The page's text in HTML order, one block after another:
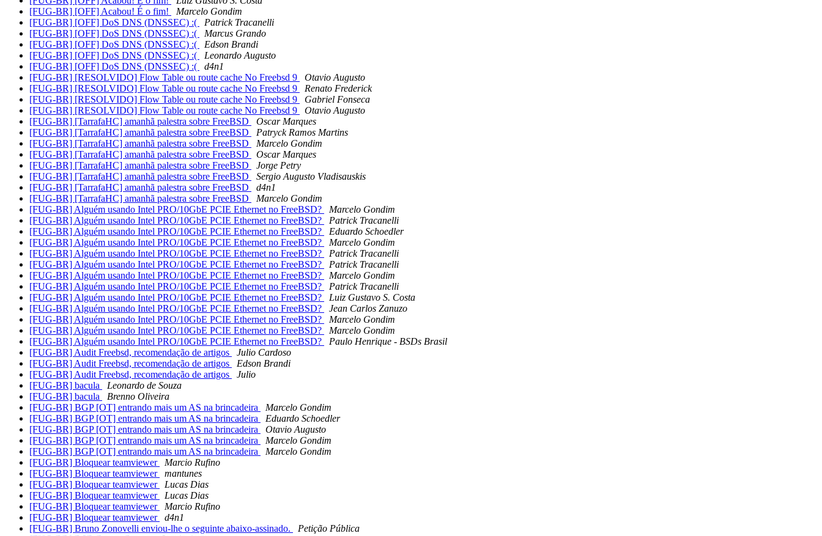
[FUG-BR] [OFF] Acabou! É o fim!
Marcelo Gondim
[FUG-BR] [OFF] DoS DNS (DNSSEC) :(
Patrick Tracanelli
[FUG-BR] [OFF] DoS DNS (DNSSEC) :(
Marcus Grando
[FUG-BR] [OFF] DoS DNS (DNSSEC) :(
Edson Brandi
[FUG-BR] [OFF] DoS DNS (DNSSEC) :(
Leonardo Augusto
[FUG-BR] [OFF] DoS DNS (DNSSEC) :(
d4n1
[FUG-BR] [RESOLVIDO] Flow Table ou route cache No Freebsd 9
Otavio Augusto
[FUG-BR] [RESOLVIDO] Flow Table ou route cache No Freebsd 9
Renato Frederick
[FUG-BR] [RESOLVIDO] Flow Table ou route cache No Freebsd 9
Gabriel Fonseca
[FUG-BR] [RESOLVIDO] Flow Table ou route cache No Freebsd 9
Otavio Augusto
[FUG-BR] [TarrafaHC] amanhã palestra sobre FreeBSD
Oscar Marques
[FUG-BR] [TarrafaHC] amanhã palestra sobre FreeBSD
Patryck Ramos Martins
[FUG-BR] [TarrafaHC] amanhã palestra sobre FreeBSD
Marcelo Gondim
[FUG-BR] [TarrafaHC] amanhã palestra sobre FreeBSD
Oscar Marques
[FUG-BR] [TarrafaHC] amanhã palestra sobre FreeBSD
Jorge Petry
[FUG-BR] [TarrafaHC] amanhã palestra sobre FreeBSD
Sergio Augusto Vladisauskis
[FUG-BR] [TarrafaHC] amanhã palestra sobre FreeBSD
d4n1
[FUG-BR] [TarrafaHC] amanhã palestra sobre FreeBSD
Marcelo Gondim
[FUG-BR] Alguém usando Intel PRO/10GbE PCIE Ethernet no FreeBSD?
Marcelo Gondim
[FUG-BR] Alguém usando Intel PRO/10GbE PCIE Ethernet no FreeBSD?
Patrick Tracanelli
[FUG-BR] Alguém usando Intel PRO/10GbE PCIE Ethernet no FreeBSD?
Eduardo Schoedler
[FUG-BR] Alguém usando Intel PRO/10GbE PCIE Ethernet no FreeBSD?
Marcelo Gondim
[FUG-BR] Alguém usando Intel PRO/10GbE PCIE Ethernet no FreeBSD?
Patrick Tracanelli
[FUG-BR] Alguém usando Intel PRO/10GbE PCIE Ethernet no FreeBSD?
Patrick Tracanelli
[FUG-BR] Alguém usando Intel PRO/10GbE PCIE Ethernet no FreeBSD?
Marcelo Gondim
[FUG-BR] Alguém usando Intel PRO/10GbE PCIE Ethernet no FreeBSD?
Patrick Tracanelli
[FUG-BR] Alguém usando Intel PRO/10GbE PCIE Ethernet no FreeBSD?
Luiz Gustavo S. Costa
[FUG-BR] Alguém usando Intel PRO/10GbE PCIE Ethernet no FreeBSD?
Jean Carlos Zanuzo
[FUG-BR] Alguém usando Intel PRO/10GbE PCIE Ethernet no FreeBSD?
Marcelo Gondim
[FUG-BR] Alguém usando Intel PRO/10GbE PCIE Ethernet no FreeBSD?
Marcelo Gondim
[FUG-BR] Alguém usando Intel PRO/10GbE PCIE Ethernet no FreeBSD?
Paulo Henrique - BSDs Brasil
[FUG-BR] Audit Freebsd, recomendação de artigos
Julio Cardoso
[FUG-BR] Audit Freebsd, recomendação de artigos
Edson Brandi
[FUG-BR] Audit Freebsd, recomendação de artigos
Julio
[FUG-BR] bacula
Leonardo de Souza
[FUG-BR] bacula
Brenno Oliveira
[FUG-BR] BGP [OT] entrando mais um AS na brincadeira
Marcelo Gondim
[FUG-BR] BGP [OT] entrando mais um AS na brincadeira
Eduardo Schoedler
[FUG-BR] BGP [OT] entrando mais um AS na brincadeira
Otavio Augusto
[FUG-BR] BGP [OT] entrando mais um AS na brincadeira
Marcelo Gondim
[FUG-BR] BGP [OT] entrando mais um AS na brincadeira
Marcelo Gondim
[FUG-BR] Bloquear teamviewer
Marcio Rufino
[FUG-BR] Bloquear teamviewer
mantunes
[FUG-BR] Bloquear teamviewer
Lucas Dias
[FUG-BR] Bloquear teamviewer
Lucas Dias
[FUG-BR] Bloquear teamviewer
Marcio Rufino
[FUG-BR] Bloquear teamviewer
d4n1
[FUG-BR] Bruno Zonovelli enviou-lhe o seguinte abaixo-assinado.
Petição Pública